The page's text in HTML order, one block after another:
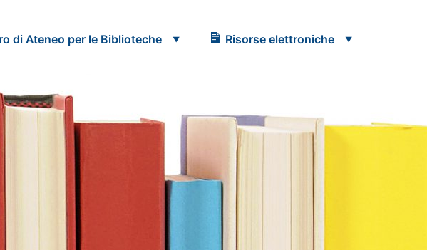
di Ateneo per le Biblioteche Risorse elettroniche